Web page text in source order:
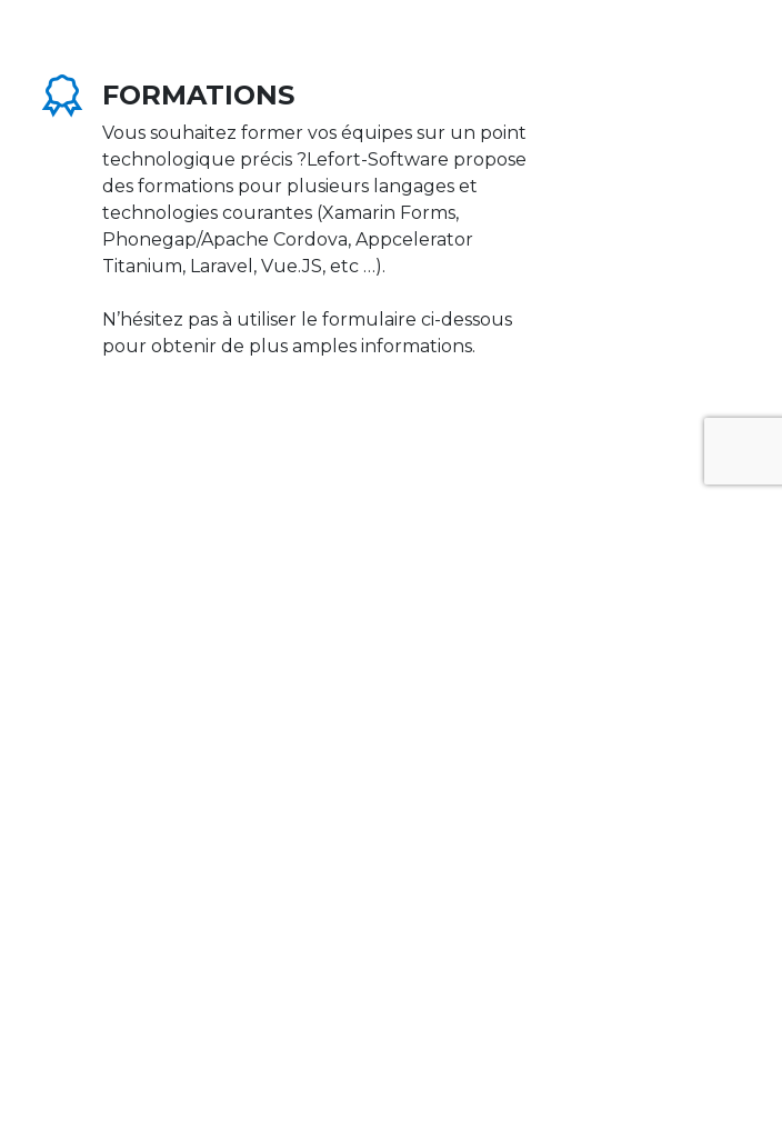
FORMATIONS
Vous souhaitez former vos équipes sur un point
technologique précis ?Lefort-Software propose
des formations pour plusieurs langages et
technologies courantes (Xamarin Forms,
Phonegap/Apache Cordova, Appcelerator
Titanium, Laravel, Vue.JS, etc …).
N’hésitez pas à utiliser le formulaire ci-dessous
pour obtenir de plus amples informations.